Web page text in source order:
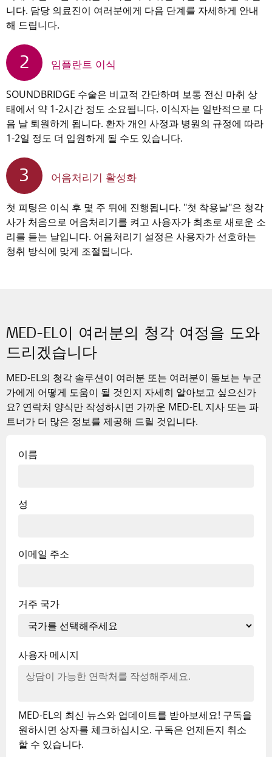
니다. 담당 의료진이 여러분에게 다음 단계를 자세하게 안내
해 드립니다.
2 임플란트 이식
SOUNDBRIDGE 수술은 비교적 간단하며 보통 전신 마취 상
태에서 약 1-2시간 정도 소요됩니다. 이식자는 일반적으로 다
음 날 퇴원하게 됩니다. 환자 개인 사정과 병원의 규정에 따라
1-2일 정도 더 입원하게 될 수도 있습니다.
3 어음처리기 활성화
첫 피팅은 이식 후 몇 주 뒤에 진행됩니다. "첫 착용날"은 청각
사가 처음으로 어음처리기를 켜고 사용자가 최초로 새로운 소
리를 듣는 날입니다. 어음처리기 설정은 사용자가 선호하는
청취 방식에 맞게 조절됩니다.
MED-EL이 여러분의 청각 여정을 도와
드리겠습니다
MED-EL의 청각 솔루션이 여러분 또는 여러분이 돌보는 누군
가에게 어떻게 도움이 될 것인지 자세히 알아보고 싶으신가
요? 연락처 양식만 작성하시면 가까운 MED-EL 지사 또는 파
트너가 더 많은 정보를 제공해 드릴 것입니다.
이름
성
이메일 주소
거주 국가
사용자 메시지
MED-EL의 최신 뉴스와 업데이트를 받아보세요! 구독을
원하시면 상자를 체크하십시오. 구독은 언제든지 취소
할 수 있습니다.